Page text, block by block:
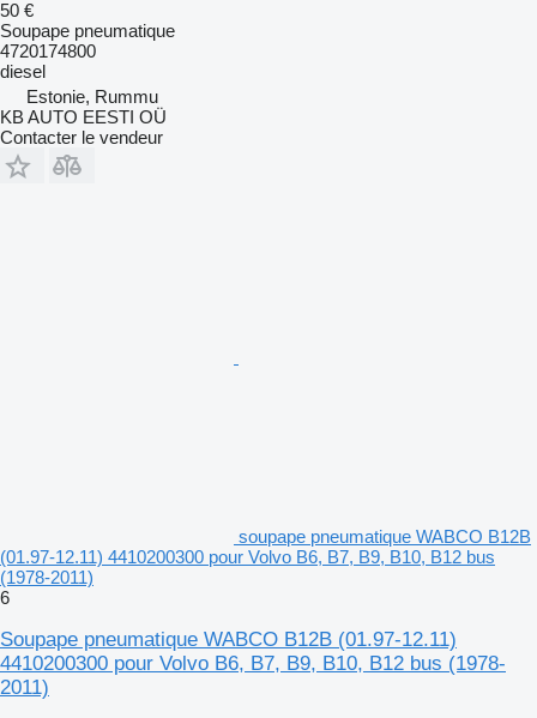
50 €
Soupape pneumatique
4720174800
diesel
Estonie, Rummu
KB AUTO EESTI OÜ
Contacter le vendeur
soupape pneumatique WABCO B12B
(01.97-12.11) 4410200300 pour Volvo B6, B7, B9, B10, B12 bus
(1978-2011)
6
Soupape pneumatique WABCO B12B (01.97-12.11)
4410200300 pour Volvo B6, B7, B9, B10, B12 bus (1978-
2011)